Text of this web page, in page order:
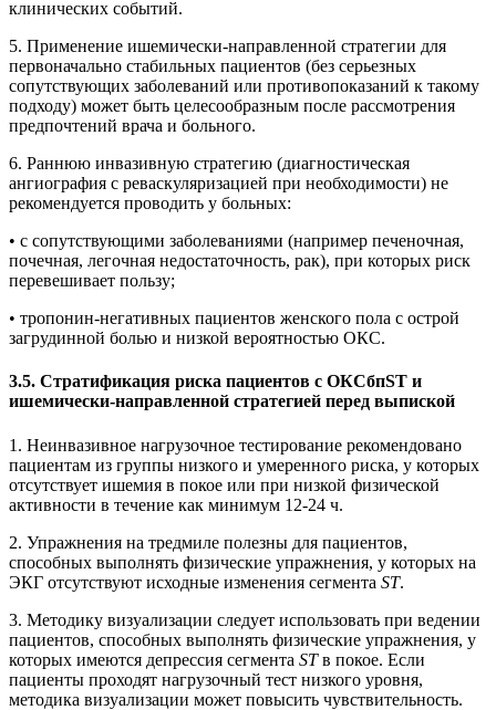
клинических событий.
5. Применение ишемически-направленной стратегии для
первоначально стабильных пациентов (без серьезных
сопутствующих заболеваний или противопоказаний к такому
подходу) может быть целесообразным после рассмотрения
предпочтений врача и больного.
6. Раннюю инвазивную стратегию (диагностическая
ангиография с реваскуляризацией при необходимости) не
рекомендуется проводить у больных:
• с сопутствующими заболеваниями (например пече­ночная,
почечная, легочная недостаточность, рак), при которых риск
перевешивает пользу;
• тропонин-негативных пациентов женского пола с ост­рой
загрудинной болью и низкой вероятностью ОКС.
3.5. Стратификация риска пациентов с ОКСбпST и
ишемически-направленной стратегией перед выпиской
1. Неинвазивное нагрузочное тестирование рекомендовано
пациентам из группы низкого и умеренного риска, у которых
отсутствует ишемия в покое или при низкой физической
активности в течение как минимум 12-24 ч.
2. Упражнения на тредмиле полезны для пациентов,
способных выполнять физические упражнения, у которых на
ЭКГ отсутствуют исходные изменения сегмента ST.
3. Методику визуализации следует использовать при ведении
пациентов, способных выполнять физичес­кие упражнения, у
которых имеются депрессия сегмента STв покое. Если
пациенты проходят нагрузочный тест низкого уровня,
методика визуализации может повысить чувствительность.